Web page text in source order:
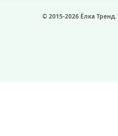
© 2015-2026 Ёлка Тренд.